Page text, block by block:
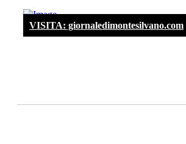
VISITA: giornaledimontesilvano.com